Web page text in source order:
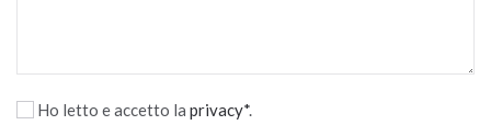
Ho letto e accetto la privacy*.